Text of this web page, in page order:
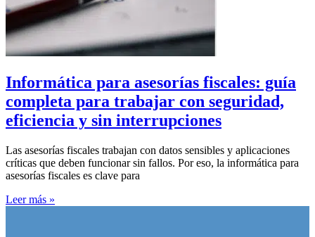
Informática para asesorías fiscales: guía
completa para trabajar con seguridad,
eficiencia y sin interrupciones
Las asesorías fiscales trabajan con datos sensibles y aplicaciones
críticas que deben funcionar sin fallos. Por eso, la informática para
asesorías fiscales es clave para
Leer más »